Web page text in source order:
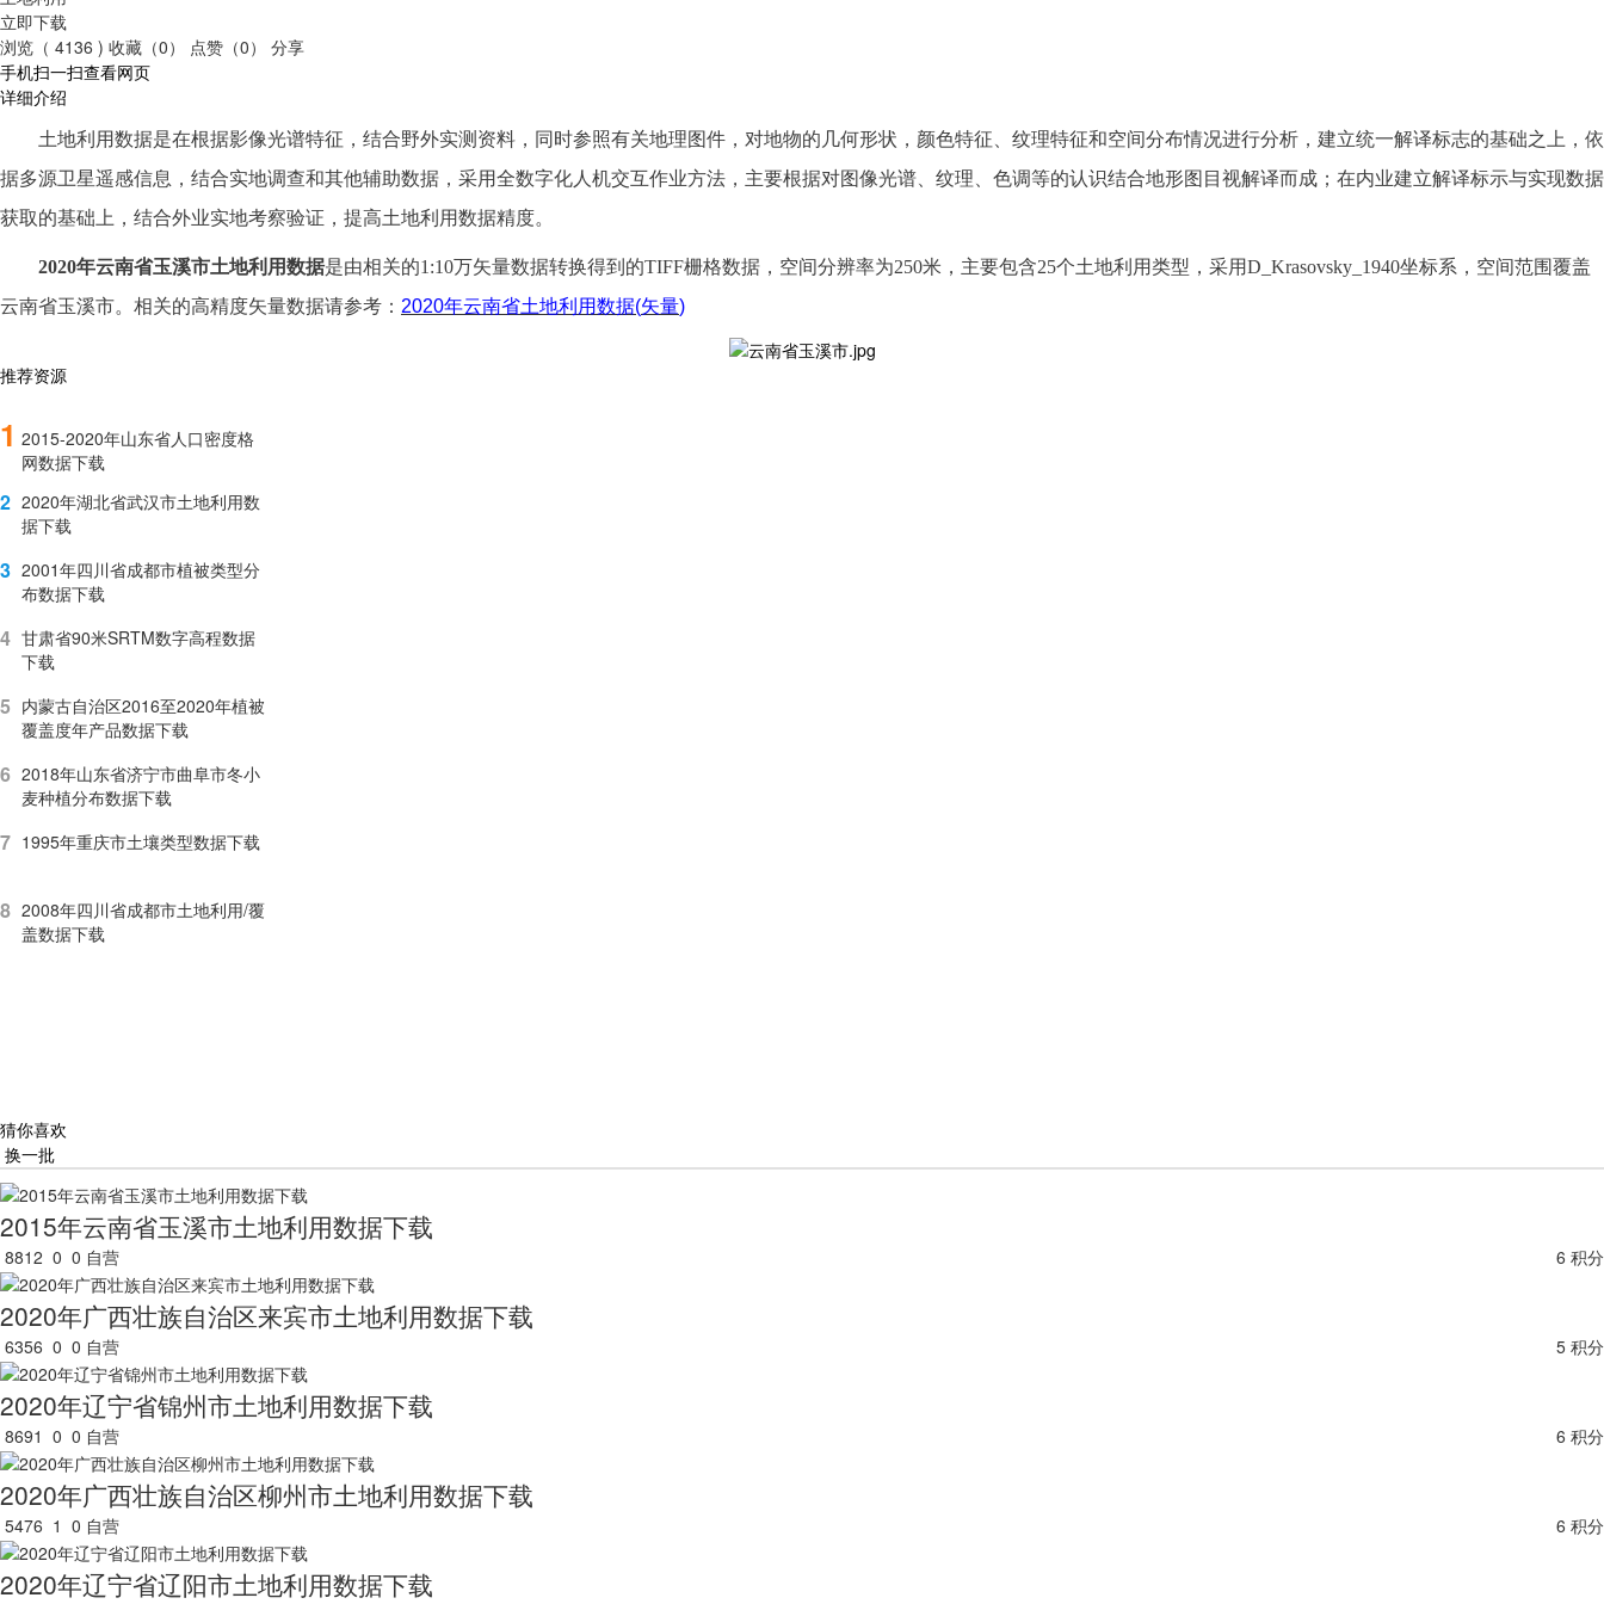
立即下载
浏览（ 4136 ) 收藏（0） 点赞（0）
分享
手机扫一扫查看网页
详细介绍
土地利用数据是在根据影像光谱特征，结合野外实测资料，同时参照有关地理图件，对地物的几何形状，颜色特征、纹理特征和空间分布情况进行分析，建立统一解译标志的基础之上，依
据多源卫星遥感信息，结合实地调查和其他辅助数据，采用全数字化人机交互作业方法，主要根据对图像光谱、纹理、色调等的认识结合地形图目视解译而成；在内业建立解译标示与实现数据
获取的基础上，结合外业实地考察验证，提高土地利用数据精度。
2020年云南省玉溪市土地利用数据是由相关的1:10万矢量数据转换得到的TIFF栅格数据，空间分辨率为250米，主要包含25个土地利用类型，采用D_Krasovsky_1940坐标系，空间范围覆盖
云南省玉溪市。相关的高精度矢量数据请参考： 2020年云南省土地利用数据(矢量)
推荐资源
1 2015-2020年山东省人口密度格
网数据下载
2 2020年湖北省武汉市土地利用数
据下载
3 2001年四川省成都市植被类型分
布数据下载
4 甘肃省90米SRTM数字高程数据
下载
5 内蒙古自治区2016至2020年植被
覆盖度年产品数据下载
6 2018年山东省济宁市曲阜市冬小
麦种植分布数据下载
7 1995年重庆市土壤类型数据下载
8 2008年四川省成都市土地利用/覆
盖数据下载
猜你喜欢
换一批
2015年云南省玉溪市土地利用数据下载
8812 0 0 自营 6 积分
2020年广西壮族自治区来宾市土地利用数据下载
6356 0 0 自营 5 积分
2020年辽宁省锦州市土地利用数据下载
8691 0 0 自营 6 积分
2020年广西壮族自治区柳州市土地利用数据下载
5476 1 0 自营 6 积分
2020年辽宁省辽阳市土地利用数据下载